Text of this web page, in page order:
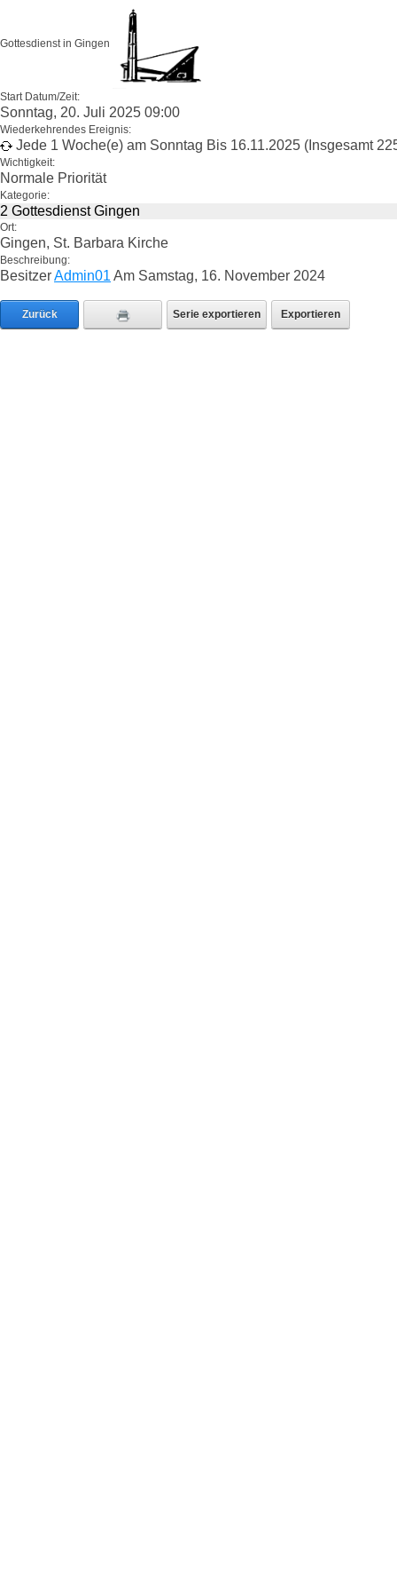
Gottesdienst in Gingen
Start Datum/Zeit:
Sonntag, 20. Juli 2025 09:00
Wiederkehrendes Ereignis:
Jede 1 Woche(e) am Sonntag Bis 16.11.2025 (Insgesamt
Wichtigkeit:
Normale Priorität
Kategorie:
2 Gottesdienst Gingen
Ort:
Gingen, St. Barbara Kirche
Beschreibung:
BesitzerAdmin01 Am Samstag, 16. November 2024
Zurück Serie exportieren Exportieren